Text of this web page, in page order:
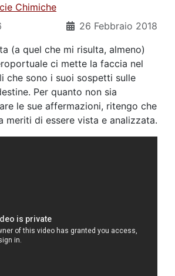
Chimiche
26 Febbraio 2018
(a quel che mi risulta, almeno)
ci mette la faccia nel
che sono i suoi sospetti sulle
Per quanto non sia
le sue affermazioni, ritengo che
meriti di essere vista e analizzata.